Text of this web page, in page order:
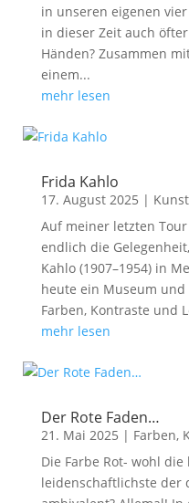
in unseren eigenen
in dieser Zeit auch
Händen? Zusammen
einem...
mehr lesen
Frida Kahlo
17. August 2025 |
Auf meiner letzten
endlich die
Kahlo (1907–1954) in
heute ein Museum
Farben, Kontraste und
mehr lesen
Der Rote Faden…
21. Mai 2025 | Farben,
Die Farbe Rot- wohl
leidenschaftlichste der